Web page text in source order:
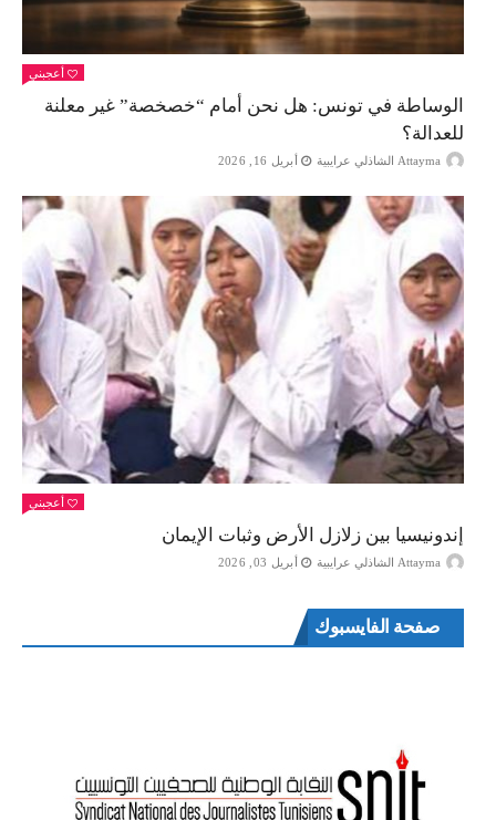
أعجبني
الوساطة في تونس: هل نحن أمام “خصخصة” غير معلنة
للعدالة؟
Attayma الشاذلي عرايبية أبريل 16, 2026
أعجبني
إندونيسيا بين زلازل الأرض وثبات الإيمان
Attayma الشاذلي عرايبية أبريل 03, 2026
صفحة الفايسبوك